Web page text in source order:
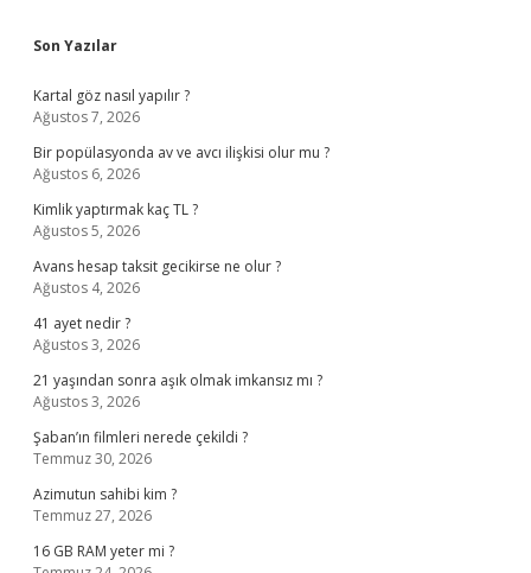
Sidebar
Son Yazılar
Kartal göz nasıl yapılır ?
Ağustos 7, 2026
Bir popülasyonda av ve avcı ilişkisi olur mu ?
Ağustos 6, 2026
Kimlik yaptırmak kaç TL ?
Ağustos 5, 2026
Avans hesap taksit gecikirse ne olur ?
Ağustos 4, 2026
41 ayet nedir ?
Ağustos 3, 2026
21 yaşından sonra aşık olmak imkansız mı ?
Ağustos 3, 2026
Şaban’ın filmleri nerede çekildi ?
Temmuz 30, 2026
Azimutun sahibi kim ?
Temmuz 27, 2026
16 GB RAM yeter mi ?